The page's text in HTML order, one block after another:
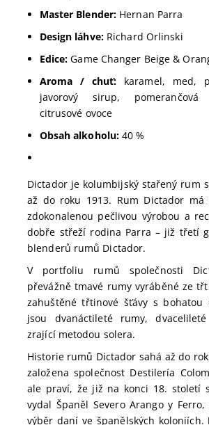
Master Blender: Hernan Parra
Design láhve:Richard Orlinski
Edice: Game Changer Beige &
Aroma / chuť: karamel, med,
javorový sirup,
citrusové ovoce
Obsah alkoholu: 40 %
Dictador je kolumbijský stařený rum
až do roku 1913. Rum Dictador má
zdokonalenou pečlivou výrobou a
dobře střeží rodina Parra – již třetí
blenderů rumů Dictador.
V portfoliu rumů společnosti
převážně tmavé rumy vyráběné ze
zahuštěné třtinové šťávy s bohatou
jsou dvanáctileté rumy,
zrající metodou solera.
Historie rumů Dictador sahá až do
založena společnost Destilería
ale praví, že již na konci 18. století
vydal Španěl Severo Arango y
výběr daní ve španělských koloniích.